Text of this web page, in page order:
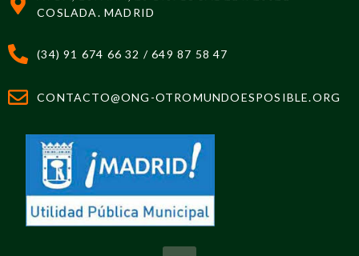
COSLADA. MADRID
(34) 91 674 66 32 / 649 87 58 47
CONTACTO@ONG-OTROMUNDOESPOSIBLE.ORG